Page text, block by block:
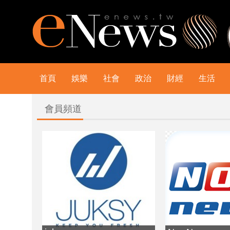
首頁 娛樂 社會 政治 財經 生活
會員頻道